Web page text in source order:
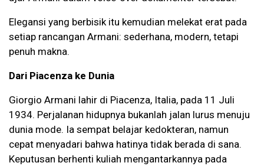
Elegansi yang berbisik itu kemudian melekat erat pada
setiap rancangan Armani: sederhana, modern, tetapi
penuh makna.
Dari Piacenza ke Dunia
Giorgio Armani lahir di Piacenza, Italia, pada 11 Juli
1934. Perjalanan hidupnya bukanlah jalan lurus menuju
dunia mode. Ia sempat belajar kedokteran, namun
cepat menyadari bahwa hatinya tidak berada di sana.
Keputusan berhenti kuliah mengantarkannya pada